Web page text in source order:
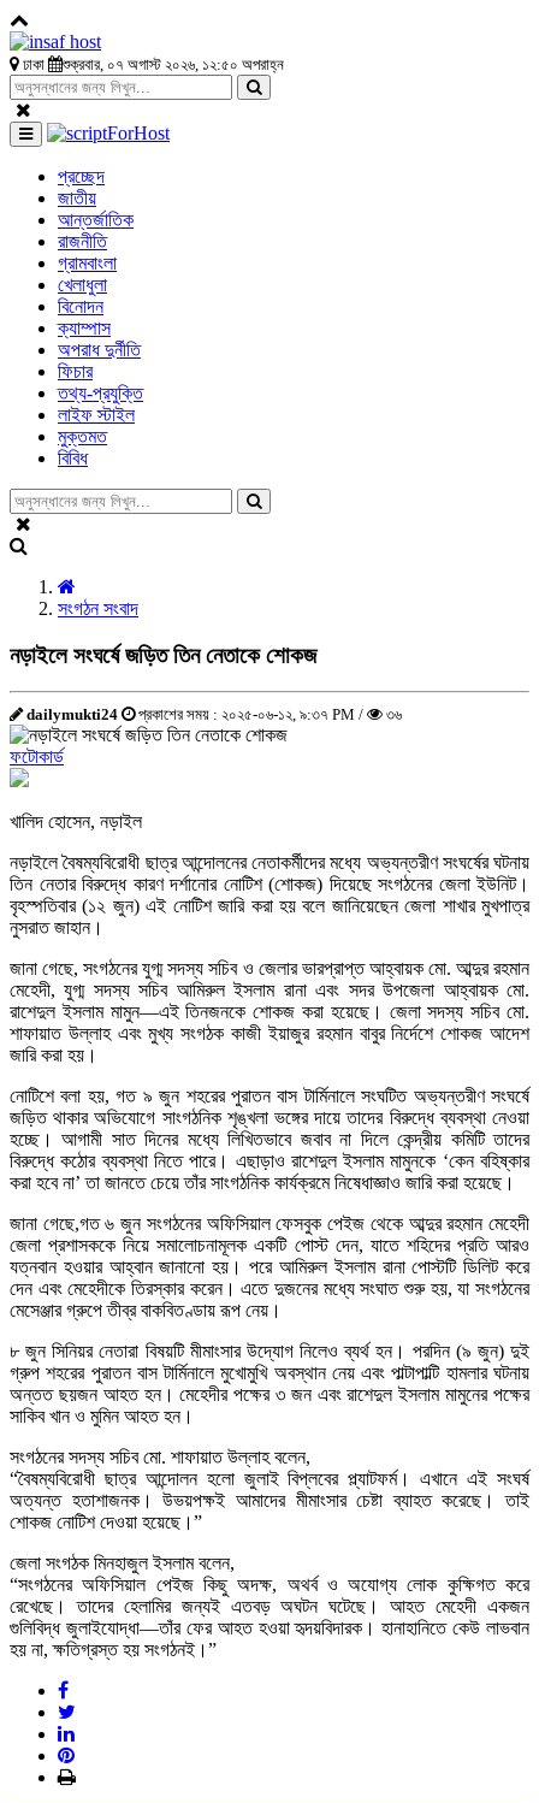
ঢাকা শুক্রবার, ০৭ অগাস্ট ২০২৬, ১২:৫০ অপরাহ্ন
প্রচ্ছেদ
জাতীয়
আন্তর্জাতিক
রাজনীতি
গ্রামবাংলা
খেলাধুলা
বিনোদন
ক্যাম্পাস
অপরাধ দুর্নীতি
ফিচার
তথ্য-প্রযুক্তি
লাইফ স্টাইল
মুক্তমত
বিবিধ
সংগঠন সংবাদ
নড়াইলে সংঘর্ষে জড়িত তিন নেতাকে শোকজ
dailymukti24 প্রকাশের সময় : ২০২৫-০৬-১২, ৯:৩৭ PM / ৩৬
ফটোকার্ড
খালিদ হোসেন, নড়াইল
নড়াইলে বৈষম্যবিরোধী ছাত্র আন্দোলনের নেতাকর্মীদের মধ্যে অভ্যন্তরীণ সংঘর্ষের ঘটনায়
তিন নেতার বিরুদ্ধে কারণ দর্শানোর নোটিশ (শোকজ) দিয়েছে সংগঠনের জেলা ইউনিট।
বৃহস্পতিবার (১২ জুন) এই নোটিশ জারি করা হয় বলে জানিয়েছেন জেলা শাখার মুখপাত্র
নুসরাত জাহান।
জানা গেছে, সংগঠনের যুগ্ম সদস্য সচিব ও জেলার ভারপ্রাপ্ত আহ্বায়ক মো. আব্দুর রহমান
মেহেদী, যুগ্ম সদস্য সচিব আমিরুল ইসলাম রানা এবং সদর উপজেলা আহ্বায়ক মো.
রাশেদুল ইসলাম মামুন—এই তিনজনকে শোকজ করা হয়েছে। জেলা সদস্য সচিব মো.
শাফায়াত উল্লাহ এবং মুখ্য সংগঠক কাজী ইয়াজুর রহমান বাবুর নির্দেশে শোকজ আদেশ
জারি করা হয়।
নোটিশে বলা হয়, গত ৯ জুন শহরের পুরাতন বাস টার্মিনালে সংঘটিত অভ্যন্তরীণ সংঘর্ষে
জড়িত থাকার অভিযোগে সাংগঠনিক শৃঙ্খলা ভঙ্গের দায়ে তাদের বিরুদ্ধে ব্যবস্থা নেওয়া
হচ্ছে। আগামী সাত দিনের মধ্যে লিখিতভাবে জবাব না দিলে কেন্দ্রীয় কমিটি তাদের
বিরুদ্ধে কঠোর ব্যবস্থা নিতে পারে। এছাড়াও রাশেদুল ইসলাম মামুনকে ‘কেন বহিষ্কার
করা হবে না’ তা জানতে চেয়ে তাঁর সাংগঠনিক কার্যক্রমে নিষেধাজ্ঞাও জারি করা হয়েছে।
জানা গেছে,গত ৬ জুন সংগঠনের অফিসিয়াল ফেসবুক পেইজ থেকে আব্দুর রহমান মেহেদী
জেলা প্রশাসককে নিয়ে সমালোচনামূলক একটি পোস্ট দেন, যাতে শহিদের প্রতি আরও
যত্নবান হওয়ার আহ্বান জানানো হয়। পরে আমিরুল ইসলাম রানা পোস্টটি ডিলিট করে
দেন এবং মেহেদীকে তিরস্কার করেন। এতে দুজনের মধ্যে সংঘাত শুরু হয়, যা সংগঠনের
মেসেঞ্জার গ্রুপে তীব্র বাকবিতণ্ডায় রূপ নেয়।
৮ জুন সিনিয়র নেতারা বিষয়টি মীমাংসার উদ্যোগ নিলেও ব্যর্থ হন। পরদিন (৯ জুন) দুই
গ্রুপ শহরের পুরাতন বাস টার্মিনালে মুখোমুখি অবস্থান নেয় এবং পাল্টাপাল্টি হামলার ঘটনায়
অন্তত ছয়জন আহত হন। মেহেদীর পক্ষের ৩ জন এবং রাশেদুল ইসলাম মামুনের পক্ষের
সাকিব খান ও মুমিন আহত হন।
সংগঠনের সদস্য সচিব মো. শাফায়াত উল্লাহ বলেন,
“বৈষম্যবিরোধী ছাত্র আন্দোলন হলো জুলাই বিপ্লবের প্ল্যাটফর্ম। এখানে এই সংঘর্ষ
অত্যন্ত হতাশাজনক। উভয়পক্ষই আমাদের মীমাংসার চেষ্টা ব্যাহত করেছে। তাই
শোকজ নোটিশ দেওয়া হয়েছে।”
জেলা সংগঠক মিনহাজুল ইসলাম বলেন,
“সংগঠনের অফিসিয়াল পেইজ কিছু অদক্ষ, অথর্ব ও অযোগ্য লোক কুক্ষিগত করে
রেখেছে। তাদের হেলামির জন্যই এতবড় অঘটন ঘটেছে। আহত মেহেদী একজন
গুলিবিদ্ধ জুলাইযোদ্ধা—তাঁর ফের আহত হওয়া হৃদয়বিদারক। হানাহানিতে কেউ লাভবান
হয় না, ক্ষতিগ্রস্ত হয় সংগঠনই।”